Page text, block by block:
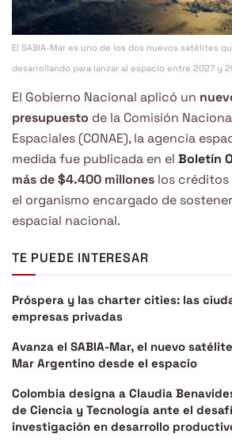
El SABIA-Mar es uno de los dos nuevos satélites
desarrollando para lanzar al espacio entre 2027 y
El Gobierno Nacional aplicó un
presupuesto de la Comisión
Espaciales (CONAE), la agencia
medida fue publicada en el Boletín
más de $4.400 millones los créditos
el organismo encargado de
espacial nacional.
TE PUEDE INTERESAR
Próspera y las charter cities: las
empresas privadas
Avanza el SABIA-Mar, el nuevo
Mar Argentino desde el espacio
Colombia designa a Claudia
de Ciencia y Tecnología ante el
investigación en desarrollo